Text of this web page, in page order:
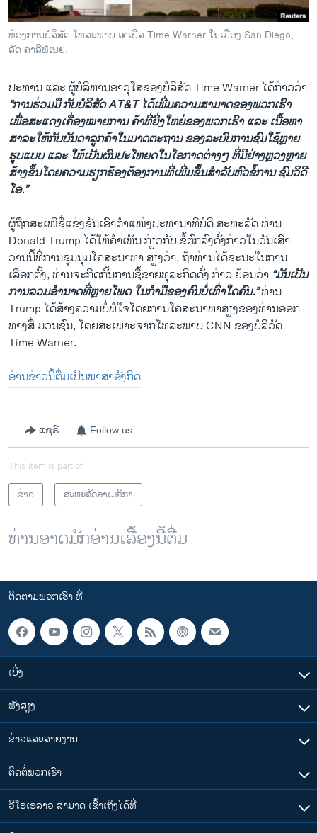
ຫ້ອງການບໍລິສັດ ໂທລະພາບ ເຄເບີລ Time Warner ໃນເມືອງ San Diego,
ລັດ ຄາລີຟໍເນຍ.
ປະທານ ແລະ ຜູ້ບໍລິຫານອາວຸໂສຂອງບໍລິສັດ Time Warner ໄດ້ກ່າວວ່າ
“ການຮ່ວມມື ກັບບໍລິສັດ AT&T ໄດ້ເພີ່ມຄວາມສາມາດຂອງພວກເຮົາ
ເພື່ອສະແດງເຄື່ອງໝາຍການ ຄ້າທີ່ຍິ່ງໃຫຍ່ຂອງພວກເຮົາ ແລະ ເນື້ອຫາ
ສາລະໃຫ້ກັບບັນດາລູກຄ້າໃນມາດຕະຖານ ຂອງລະບົບການຊົມໃຊ້ຫຼາຍ
ຮູບແບບ ແລະ ໃຫ້ເປັນຜົນປະໂຫຍດໃນໂອກາດຕ່າງໆ ທີ່ມີຢ່າງຫຼວງຫຼາຍ
ສ້າງຂຶ້ນໂດຍຄວາມຮຽກຮ້ອງຕ້ອງການທີ່ເພີ່ມຂຶ້ນສຳລັບຫົວຂໍ້ການ ຊົມວິດີ
ໂອ.”
ຜູ້ຖືກສະເໜີຊື່ແຂ່ງຂັນເອົາຕຳແໜ່ງປະທານາທິບໍດີ ສະຫະລັດ ທ່ານ
Donald Trump ໄດ້ໃຫ້ຄຳເຫັນ ກ່ຽວກັບ ຂໍ້ຕົກລົງດັ່ງກ່າວໃນວັນເສົາ
ວານນີ້ທີ່ການຊຸມນຸມໂຄສະນາຫາ ສຽງວ່າ, ຖ້າທ່ານໄດ້ຊະນະໃນການ
ເລືອກຕັ້ງ, ທ່ານຈະກີດກັ້ນການຊື້ຂາຍທຸລະກິດດັ່ງ ກ່າວ ຍ້ອນວ່າ “ມັນເປັນ
ການລວມອຳນາດທີ່ຫຼາຍໂພດ ໃນກຳມືຂອງຄົນບໍ່ເທົ່າໃດຄົນ.”ທ່ານ
Trump ໄດ້ສ້າງຄວາມບໍ່ພໍໃຈໂດຍການໂຄສະນາຫາສຽງຂອງທ່ານອອກ
ທາງສື່ ມວນຊົນ, ໂດຍສະເພາະຈາກໂທລະພາບ CNN ຂອງບໍລິວັດ
Time Warner.
ອ່ານຂ່າວນີ້ຕື່ມເປັນພາສາອັງກິດ
ແຊຣ໌ Follow us
This item is part of
ຂ່າວ
ສະຫະລັດອາເມຣິກາ
ທ່ານອາດມັກອ່ານເລື້ອງນີ້ຕື່ມ
ຕິດຕາມພວກເຮົາ ທີ່
ເບິ່ງ
ຟັງສຽງ
ຂ່າວແລະລາຍງານ
ຕິດຕໍ່ພວກເຮົາ
ວີໂອເອລາວ ສາມາດ ເຂົ້າເຖິງໄດ້ທີ່